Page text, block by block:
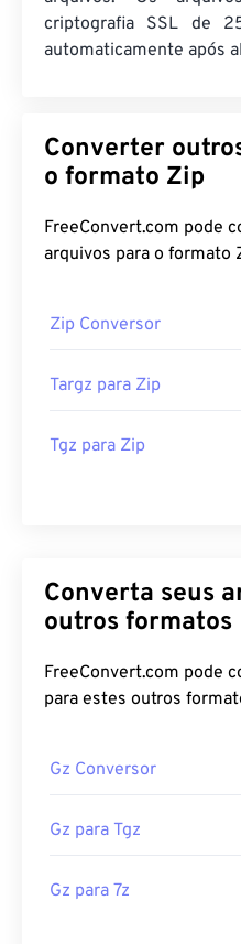
criptografia SSL de
automaticamente após
Converter
o formato Zip
FreeConvert.com pode
Zip Conversor
Targz para Zip
Tgz para Zip
Converta seus
outros formatos
FreeConvert.com pode
para estes outros
Gz Conversor
Gz para Tgz
Gz para 7z